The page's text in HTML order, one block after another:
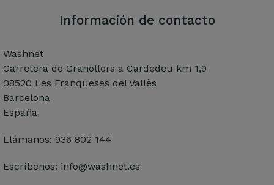
Información de contacto
Washnet
Carretera de Granollers a Cardedeu km 1,9
08520 Les Franqueses del Vallès
Barcelona
España
Llámanos: 936 802 144
Escríbenos: info@washnet.es